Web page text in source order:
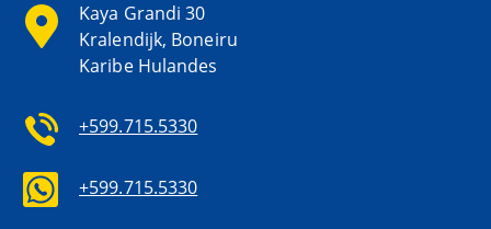
Kaya Grandi 30
Kralendijk, Boneiru
Karibe Hulandes
+599.715.5330
+599.715.5330